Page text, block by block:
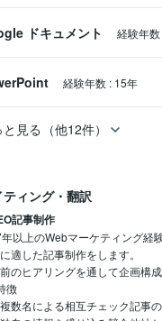
ドキュメント 経験年数
経験年数 : 15年
と見る（他12件）
ティング・翻訳
記事制作
以上のWebマーケティング経
適した記事制作をします。
のヒアリングを通して企画構
徴
複数名による相互チェック記事